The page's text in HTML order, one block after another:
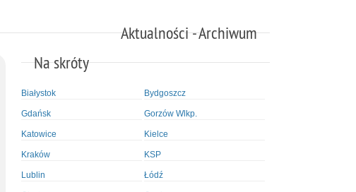
Aktualności - Archiwum
Na skróty
Białystok Bydgoszcz
Gdańsk Gorzów Wlkp.
Katowice Kielce
Kraków KSP
Lublin Łódź